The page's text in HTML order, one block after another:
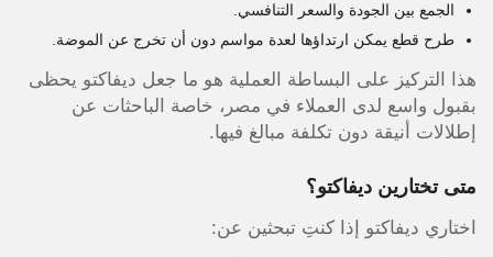
الجمع بين الجودة والسعر التنافسي.
طرح قطع يمكن ارتداؤها لعدة مواسم دون أن تخرج عن الموضة.
هذا التركيز على البساطة العملية هو ما جعل ديفاكتو يحظى
بقبول واسع لدى العملاء في مصر، خاصة الباحثات عن
إطلالات أنيقة دون تكلفة مبالغ فيها.
متى تختارين ديفاكتو؟
اختاري ديفاكتو إذا كنتِ تبحثين عن: